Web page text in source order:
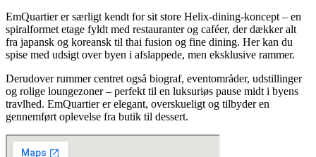
EmQuartier er særligt kendt for sit store Helix-dining-koncept – en
spiralformet etage fyldt med restauranter og caféer, der dækker alt
fra japansk og koreansk til thai fusion og fine dining. Her kan du
spise med udsigt over byen i afslappede, men eksklusive rammer.
Derudover rummer centret også biograf, eventområder, udstillinger
og rolige loungezoner – perfekt til en luksuriøs pause midt i byens
travlhed. EmQuartier er elegant, overskueligt og tilbyder en
gennemført oplevelse fra butik til dessert.